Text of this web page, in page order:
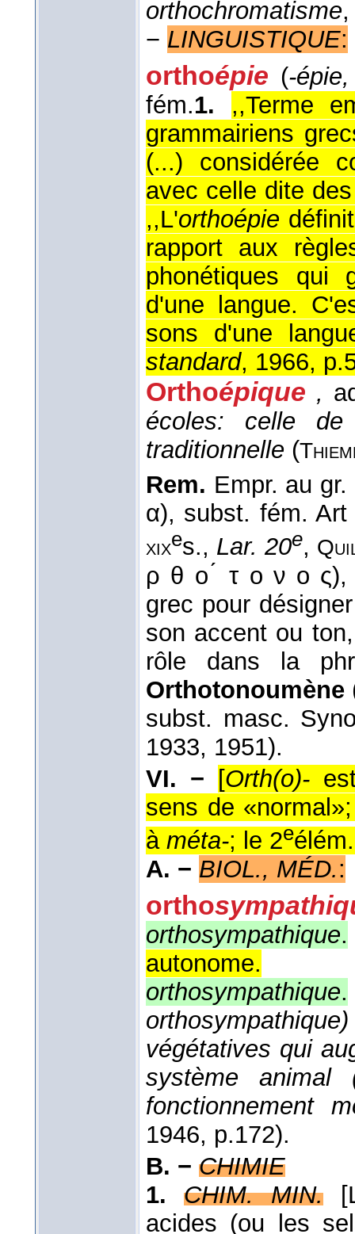
orthochromatisme
− LINGUISTIQUE:
orthoépie (-épie,
fém.1.
,,Terme
grammairiens
(...) considérée
avec celle dite
,,L'orthoépie
rapport aux
phonétiques qui
d'une langue.
sons d'une
standard, 1966,
Orthoépique ,
écoles: celle de
traditionnelle (
Rem. Empr. au gr.
α), subst. fém.
xixes., Lar. 20e,
ρ θ ο ́ τ ο ν ο ς),
grec pour
son accent ou
rôle dans la
Orthotonoumène
subst. masc.
1933, 1951).
VI. − [Orth(o)-
sens de
à méta-; le 2e
A. − BIOL., MÉD.:
ortho
orthosympathique.
autonome.
orthosympathique.
végétatives qui
système animal
fonctionnement
1946, p.172).
B. − CHIMIE
1.
CHIM. MIN.
acides (ou les